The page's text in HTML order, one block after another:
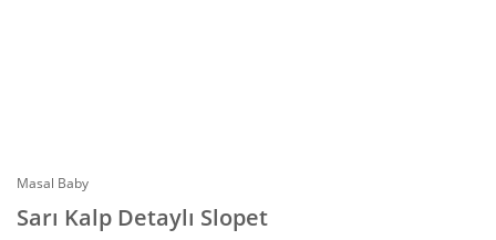
Masal Baby
Sarı Kalp Detaylı Slopet